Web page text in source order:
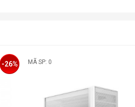
-26% MÃ SP: 0